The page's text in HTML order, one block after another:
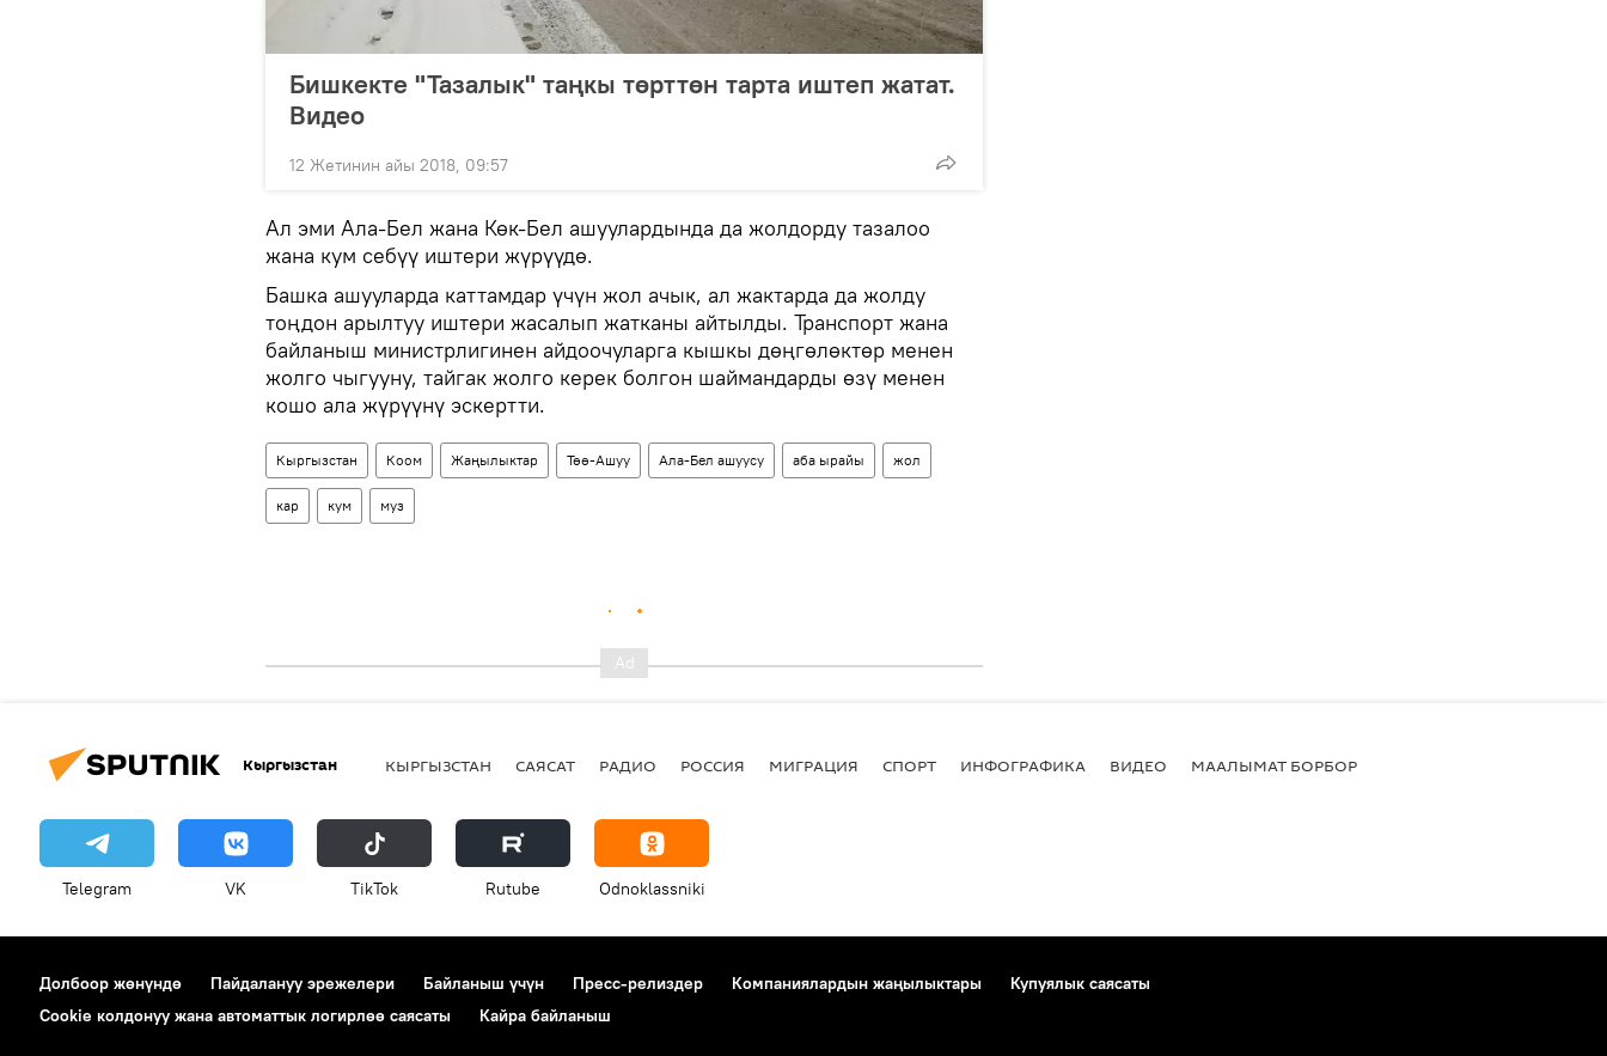
Бишкекте "Тазалык" таңкы төрттөн тарта иштеп жатат.
Видео
12 Жетинин айы 2018, 09:57
Ал эми Ала-Бел жана Көк-Бел ашуулардында да жолдорду тазалоо
жана кум себүү иштери жүрүүдө.
Башка ашууларда каттамдар үчүн жол ачык, ал жактарда да жолду
тоңдон арылтуу иштери жасалып жатканы айтылды. Транспорт жана
байланыш министрлигинен айдоочуларга кышкы дөңгөлөктөр менен
жолго чыгууну, тайгак жолго керек болгон шаймандарды өзү менен
кошо ала жүрүүнү эскертти.
Кыргызстан Коом Жаңылыктар Төө-Ашуу Ала-Бел ашуусу аба ырайы жол
кар кум муз
Кыргызстан КЫРГЫЗСТАН САЯСАТ РАДИО РОССИЯ МИГРАЦИЯ СПОРТ ИНФОГРАФИКА ВИДЕО МААЛЫМАТ БОРБОР
Telegram VK ТikТоk Rutube Odnoklassniki
Долбоор жөнүндө Пайдалануу эрежелери Байланыш үчүн Пресс-релиздер Компаниялардын жаңылыктары
Купуялык саясаты
Cookie колдонуу жана автоматтык логирлөө саясаты
Кайра байланыш